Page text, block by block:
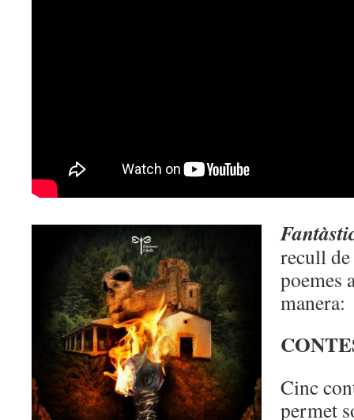
Fa
recull
poemes
manera:
Cinc
permet